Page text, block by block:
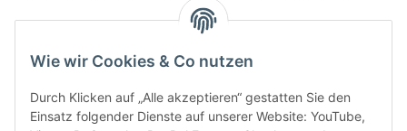
x
Bitte melden Sie sich an, um einen Kommentar zu
Wie wir Cookies & Co nutzen
Durch Klicken auf „Alle akzeptieren“ gestatten Sie den
Einsatz folgender Dienste auf unserer Website: YouTube,